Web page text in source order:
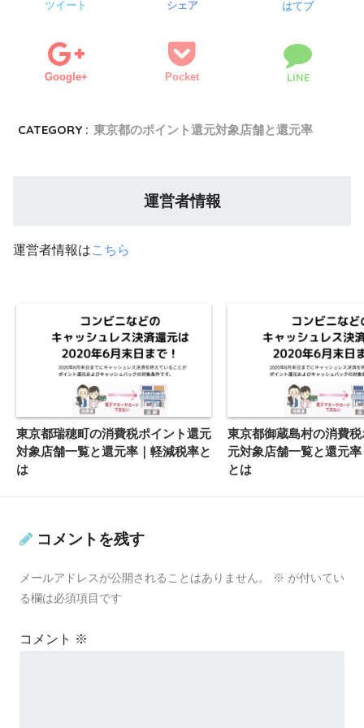
ツイート シェア はてブ
Google+ Pocket LINE
CATEGORY : 東京都のポイント還元対象店舗と還元率
運営者情報
運営者情報はこちら
東京都瑞穂町の消費税ポイント還元
対象店舗一覧と還元率｜軽減税率と
は
東京都御蔵島村の消費
元対象店舗一覧と還元
とは
コメントを残す
メールアドレスが公開されることはありません。 ※ が付いてい
る欄は必須項目です
コメント ※